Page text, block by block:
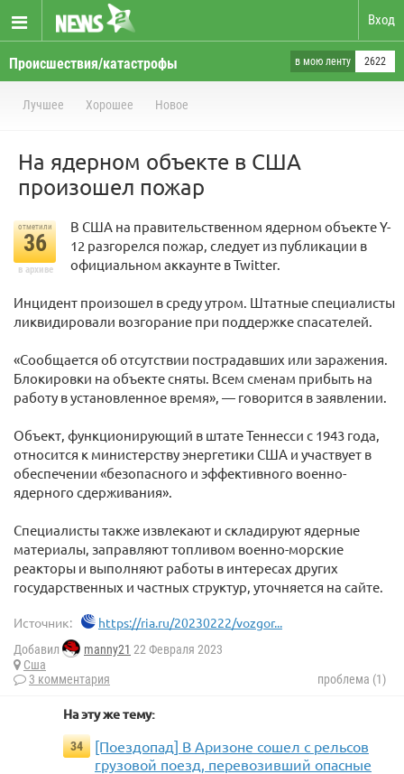
Вход
Происшествия/катастрофы в мою ленту 2622
Лучшее Хорошее Новое
На ядерном объекте в США
произошел пожар
отметили
36
в архиве
В США на правительственном ядерном объекте Y-
12 разгорелся пожар, следует из публикации в
официальном аккаунте в Twitter.
Инцидент произошел в среду утром. Штатные специалисты
ликвидировали возгорание при поддержке спасателей.
«Сообщается об отсутствии пострадавших или заражения.
Блокировки на объекте сняты. Всем сменам прибыть на
работу в установленное время», — говорится в заявлении.
Объект, функционирующий в штате Теннесси с 1943 года,
относится к министерству энергетики США и участвует в
обеспечении «безопасного и эффективного военно-
ядерного сдерживания».
Специалисты также извлекают и складируют ядерные
материалы, заправляют топливом военно-морские
реакторы и выполняют работы в интересах других
государственных и частных структур, уточняется на сайте.
Источник: https://ria.ru/20230222/vozgor...
Добавил manny21 22 Февраля 2023
Сша
3 комментария
проблема (1)
На эту же тему:
34
[Поездопад] В Аризоне сошел с рельсов
грузовой поезд, перевозивший опасные